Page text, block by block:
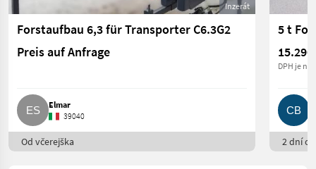
Inzerát
Forstaufbau 6,3 für Transporter C6.3G2
Preis auf Anfrage
Elmar
39040
Od včerejška
5 t
15.290
DPH je
2 dní